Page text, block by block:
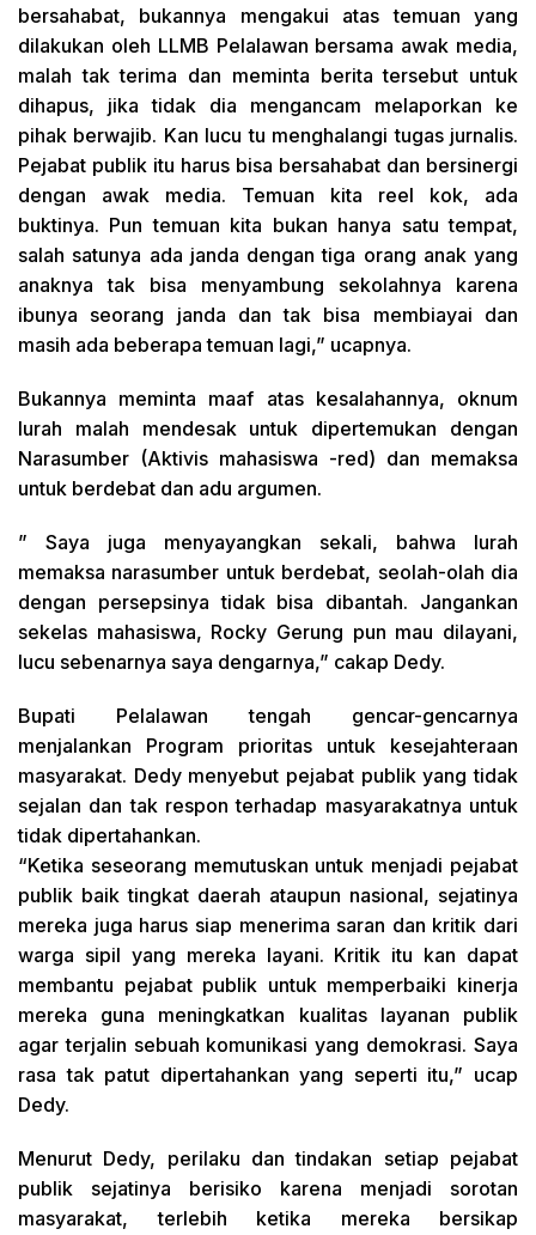
bersahabat, bukannya mengakui atas temuan yang
dilakukan oleh LLMB Pelalawan bersama awak media,
malah tak terima dan meminta berita tersebut untuk
dihapus, jika tidak dia mengancam melaporkan ke
pihak berwajib. Kan lucu tu menghalangi tugas jurnalis.
Pejabat publik itu harus bisa bersahabat dan bersinergi
dengan awak media. Temuan kita reel kok, ada
buktinya. Pun temuan kita bukan hanya satu tempat,
salah satunya ada janda dengan tiga orang anak yang
anaknya tak bisa menyambung sekolahnya karena
ibunya seorang janda dan tak bisa membiayai dan
masih ada beberapa temuan lagi,” ucapnya.
Bukannya meminta maaf atas kesalahannya, oknum
lurah malah mendesak untuk dipertemukan dengan
Narasumber (Aktivis mahasiswa -red) dan memaksa
untuk berdebat dan adu argumen.
” Saya juga menyayangkan sekali, bahwa lurah
memaksa narasumber untuk berdebat, seolah-olah dia
dengan persepsinya tidak bisa dibantah. Jangankan
sekelas mahasiswa, Rocky Gerung pun mau dilayani,
lucu sebenarnya saya dengarnya,” cakap Dedy.
Bupati Pelalawan tengah gencar-gencarnya
menjalankan Program prioritas untuk kesejahteraan
masyarakat. Dedy menyebut pejabat publik yang tidak
sejalan dan tak respon terhadap masyarakatnya untuk
tidak dipertahankan.
“Ketika seseorang memutuskan untuk menjadi pejabat
publik baik tingkat daerah ataupun nasional, sejatinya
mereka juga harus siap menerima saran dan kritik dari
warga sipil yang mereka layani. Kritik itu kan dapat
membantu pejabat publik untuk memperbaiki kinerja
mereka guna meningkatkan kualitas layanan publik
agar terjalin sebuah komunikasi yang demokrasi. Saya
rasa tak patut dipertahankan yang seperti itu,” ucap
Dedy.
Menurut Dedy, perilaku dan tindakan setiap pejabat
publik sejatinya berisiko karena menjadi sorotan
masyarakat, terlebih ketika mereka bersikap